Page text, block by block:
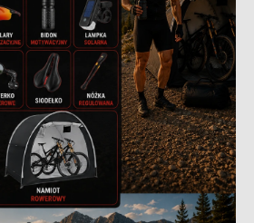
z naszej aktualnej oferty lub
dodane produkty do listy
poprzedniej sesji.